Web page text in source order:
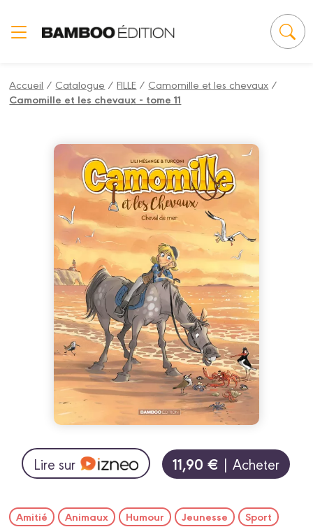
Accueil / Catalogue /FILLE / Camomille et les chevaux /
Camomille et les chevaux - tome 11
Lire sur 11,90 € | Acheter
Amitié Animaux Humour Jeunesse Sport